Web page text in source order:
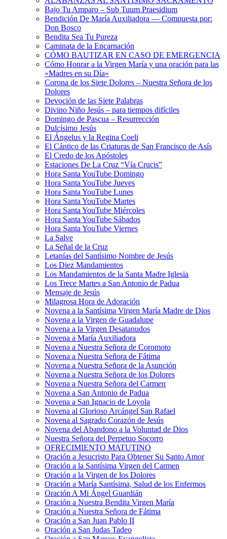
Bajo Tu Amparo – Sub Tuum Praesidium
Bendición De María Auxiliadora — Compuesta por:
Don Bosco
Bendita Sea Tu Pureza
Caminata de la Encarnación
CÓMO BAUTIZAR EN CASO DE EMERGENCIA
Cómo Honrar a la Virgen María y una oración para las
«Madres en su Día»
Corona de los Siete Dolores – Nuestra Señora de los
Dolores
Devoción de las Siete Palabras
Divino Niño Jesús – para tiempos difíciles
Domingo de Pascua – Resurrección
Dulcísimo Jesús
El Ángelus y la Regina Coeli
El Cántico de las Criaturas de San Francisco de Asís
El Credo de los Apóstoles
Estaciones De La Cruz “Vía Crucis”
Hora Santa YouTube Domingo
Hora Santa YouTube Jueves
Hora Santa YouTube Lunes
Hora Santa YouTube Martes
Hora Santa YouTube Miércoles
Hora Santa YouTube Sábados
Hora Santa YouTube Viernes
La Salve
La Señal de la Cruz
Letanías del Santísimo Nombre de Jesús
Los Diez Mandamientos
Los Mandamientos de la Santa Madre Iglesia
Los Trece Martes a San Antonio de Padua
Mensaje de Jesús
Milagrosa Hora de Adoración
Novena a la Santísima Virgen María Madre de Dios
Novena a la Virgen de Guadalupe
Novena a la Virgen Desatanudos
Novena a María Auxiliadora
Novena a Nuestra Señora de Coromoto
Novena a Nuestra Señora de Fátima
Novena a Nuestra Señora de la Asunción
Novena a Nuestra Señora de los Dolores
Novena a Nuestra Señora del Carmen
Novena a San Antonio de Padua
Novena a San Ignacio de Loyola
Novena al Glorioso Arcángel San Rafael
Novena al Sagrado Corazón de Jesús
Novena del Abandono a la Voluntad de Dios
Nuestra Señora del Perpetuo Socorro
OFRECIMIENTO MATUTINO
Oración a Jesucristo Para Obtener Su Santo Amor
Oración a la Santísima Virgen del Carmen
Oración a la Virgen de los Dolores
Oración a María Santísima, Salud de los Enfermos
Oración A Mi Ángel Guardián
Oración a Nuestra Bendita Virgen María
Oración a Nuestra Señora de Fátima
Oración a San Juan Pablo II
Oración a San Judas Tadeo